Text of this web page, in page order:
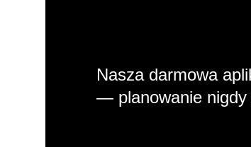
Nasza darmowa
— planowanie nigdy